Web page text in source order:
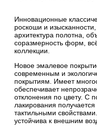
Инновационные
роскоши и
архитектура полотна,
соразмерность форм,
коллекции.
Новое эмалевое
современным и
покрытиям. Имеет
обеспечивает
отклонения по цвету. С
лакирования
тактильными
устойчива к внешним